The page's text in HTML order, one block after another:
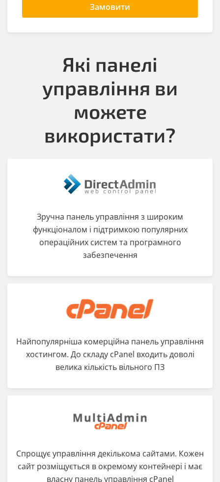
Замовити
Які панелі
управління ви
можете
використати?
Зручна панель управління з широким
функціоналом і підтримкою популярних
операційних систем та програмного
забезпечення
Найпопулярніша комерційна панель управління
хостингом. До складу cPanel входить доволі
велика кількість вільного ПЗ
Спрощує управління декількома сайтами. Кожен
сайт розміщується в окремому контейнері і має
власну панель управління cPanel